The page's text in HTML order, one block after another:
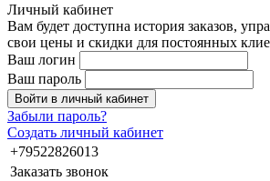
Личный кабинет
Вам будет доступна история заказов,
свои цены и скидки для постоянных
Ваш логин
Ваш пароль
Войти в личный кабинет
Забыли пароль?
Создать личный кабинет
+79522826013
Заказать звонок